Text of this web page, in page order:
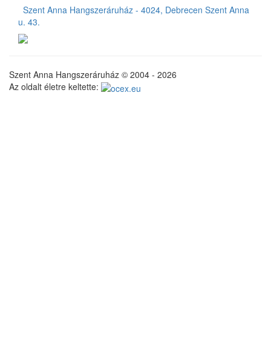
Szent Anna Hangszeráruház - 4024, Debrecen Szent Anna
u. 43.
Szent Anna Hangszeráruház © 2004 - 2026
Az oldalt életre keltette: